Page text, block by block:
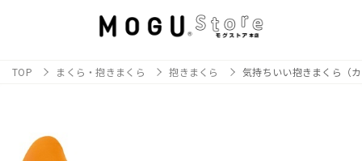
TOP まくら・抱きまくら 抱きまくら 気持ちいい抱きまくら（